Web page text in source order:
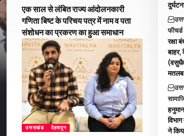
एक साल से लंबित राज्य आंदोलनकारी
गणिता बिष्ट के परिचय पत्र में नाम व पता
संशोधन का प्रकरण का हुआ समाधान
उत्तराखंड देहरादून
फीचर्ड
रक्षा
मतलब
ने